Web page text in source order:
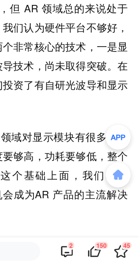
但 AR 领域总的来说处于
们认为硬件平台不够好，
非常核心的技术，一是显
技术，尚未取得突破。在
资了有自研光波导和显示
域对显示模块有很多的要
够高，功耗要够低，整个
个基础上面，我们看到
成为AR 产品的主流解决
团队，是因为他们相对发展
2 150 45